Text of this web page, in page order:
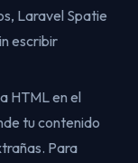
Laravel Spatie
escribir
HTML en el
tu contenido
Para